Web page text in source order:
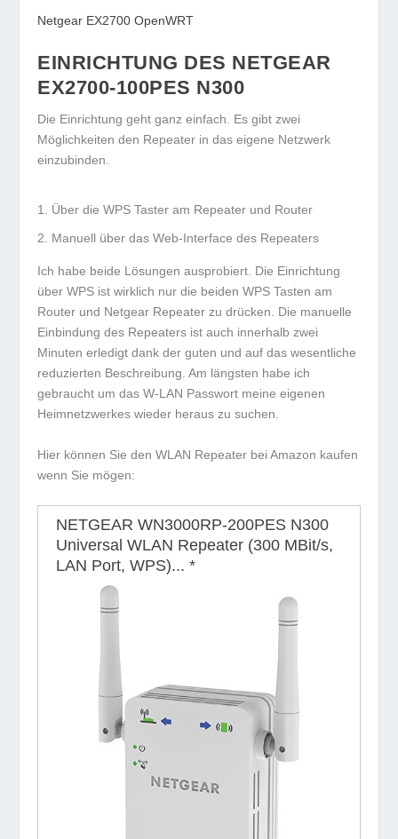
Netgear EX2700 OpenWRT
EINRICHTUNG DES NETGEAR
EX2700-100PES N300
Die Einrichtung geht ganz einfach. Es gibt zwei
Möglichkeiten den Repeater in das eigene Netzwerk
einzubinden.
Über die WPS Taster am Repeater und Router
Manuell über das Web-Interface des Repeaters
Ich habe beide Lösungen ausprobiert. Die Einrichtung
über WPS ist wirklich nur die beiden WPS Tasten am
Router und Netgear Repeater zu drücken. Die manuelle
Einbindung des Repeaters ist auch innerhalb zwei
Minuten erledigt dank der guten und auf das wesentliche
reduzierten Beschreibung. Am längsten habe ich
gebraucht um das W-LAN Passwort meine eigenen
Heimnetzwerkes wieder heraus zu suchen.
Hier können Sie den WLAN Repeater bei Amazon kaufen
wenn Sie mögen:
NETGEAR WN3000RP-200PES N300
Universal WLAN Repeater (300 MBit/s,
LAN Port, WPS)...*